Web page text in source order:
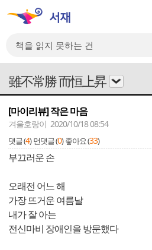
雖不常勝 而恒上昇
[마이리뷰] 작은 마음
겨울호랑이 2020/10/18 08:54
댓글 (4) 먼댓글 (0) 좋아요 (33)
부끄러운 손
오래전 어느 해
가장 뜨거운 여름날
내가 잘 아는
전신마비 장애인을 방문했다